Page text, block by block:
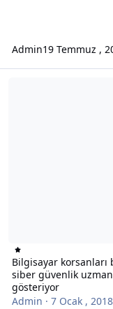
Admin19 Temmuz ,
Bilgisayar
siber güvenlik
gösteriyor
Admin · 7 Ocak , 2018